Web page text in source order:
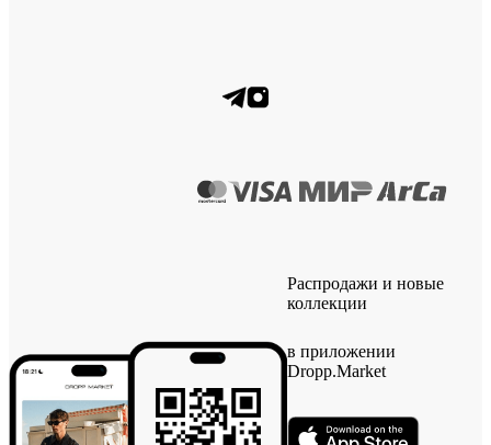
Распродажи и новые
коллекции
в приложении
Dropp.Market